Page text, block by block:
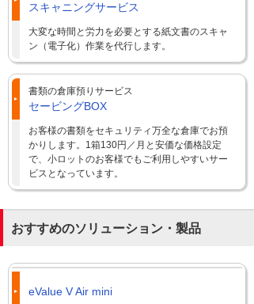
スキャニングサービス
大変な時間と労力を必要とする紙文書のスキャ
ン（電子化）作業を代行します。
書類の倉庫預りサービス
セービングBOX
お客様の書類をセキュリティ万全な倉庫でお預
かりします。1箱130円／月と安価な価格設定
で、小ロットのお客様でもご利用しやすいサー
ビスとなっています。
おすすめのソリューション・製品
eValue V Air mini